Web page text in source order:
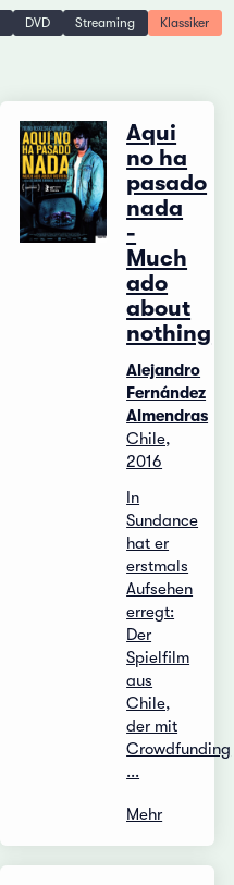
DVD Streaming Klassiker
Aqui
no ha
pasado
nada
-
Much
ado
about
nothing
Alejandro
Fernández
Almendras
Chile,
2016
In
Sundance
hat er
erstmals
Aufsehen
erregt:
Der
Spielfilm
aus
Chile,
der mit
Crowdfunding
...
Mehr